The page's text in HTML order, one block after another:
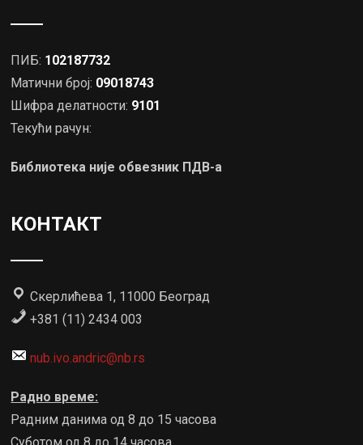
ПИБ: 102187732
Матични број: 09018743
Шифра делатности: 9101
Текући рачун:
Библиотека није обвезник ПДВ-а
КОНТАКТ
Скерлићева 1, 11000 Београд
+381 (11) 2434 003
nub.ivo.andric@nb.rs
Радно време:
Радним данима од 8 до 15 часова